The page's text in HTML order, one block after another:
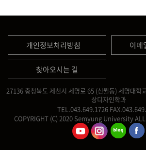
개인정보처리방침 이메
찾아오시는 길
27136 충청북도 제천시 세명로 65 (신월동) 세명대학
상디자인학과
TEL.043.649.1726
COPYRIGHT (C) 2020 Semyung University ALL